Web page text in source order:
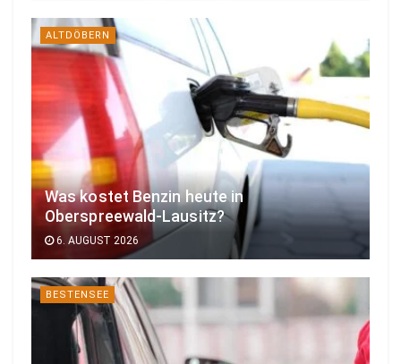
ALTDÖBERN
Was kostet Benzin heute in
Oberspreewald-Lausitz?
6. AUGUST 2026
BESTENSEE